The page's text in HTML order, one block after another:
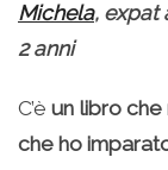
Michela, expat
2 anni
C’è un libro che
che ho